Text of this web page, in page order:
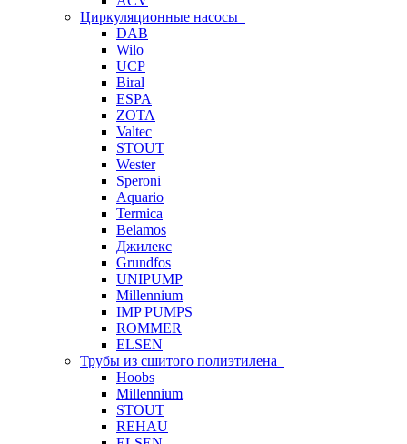
Циркуляционные насосы
DAB
Wilo
UCP
Biral
ESPA
ZOTA
Valtec
STOUT
Wester
Speroni
Aquario
Termica
Belamos
Джилекс
Grundfos
UNIPUMP
Millennium
IMP PUMPS
ROMMER
ELSEN
Трубы из сшитого полиэтилена
Hoobs
Millennium
STOUT
REHAU